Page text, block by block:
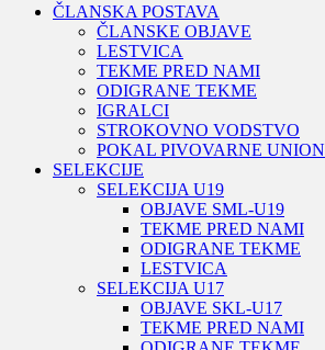
ČLANSKA POSTAVA
ČLANSKE OBJAVE
LESTVICA
TEKME PRED NAMI
ODIGRANE TEKME
IGRALCI
STROKOVNO VODSTVO
POKAL PIVOVARNE UNION
SELEKCIJE
SELEKCIJA U19
OBJAVE SML-U19
TEKME PRED NAMI
ODIGRANE TEKME
LESTVICA
SELEKCIJA U17
OBJAVE SKL-U17
TEKME PRED NAMI